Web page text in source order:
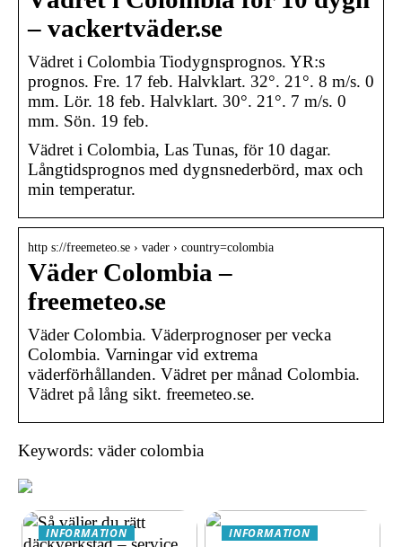
– vackertväder.se
Vädret i Colombia Tiodygnsprognos. YR:s
prognos. Fre. 17 feb. Halvklart. 32°. 21°. 8 m/s. 0
mm. Lör. 18 feb. Halvklart. 30°. 21°. 7 m/s. 0
mm. Sön. 19 feb.
Vädret i Colombia, Las Tunas, för 10 dagar.
Långtidsprognos med dygnsnederbörd, max och
min temperatur.
http s://freemeteo.se › vader › country=colombia
Väder Colombia –
freemeteo.se
Väder Colombia. Väderprognoser per vecka
Colombia. Varningar vid extrema
väderförhållanden. Vädret per månad Colombia.
Vädret på lång sikt. freemeteo.se.
Keywords: väder colombia
INFORMATION INFORMATION